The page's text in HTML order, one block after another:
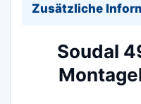
Zusätzliche
Soudal